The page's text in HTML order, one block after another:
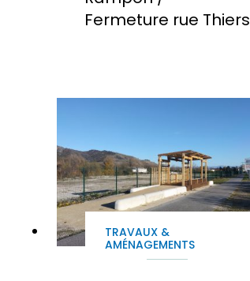
Fermeture rue Thiers
TRAVAUX &
AMÉNAGEMENTS